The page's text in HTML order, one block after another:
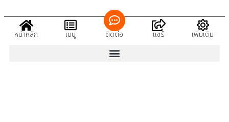
หน้าหลัก เมนู ติดต่อ แชร์ เพิ่มเติม